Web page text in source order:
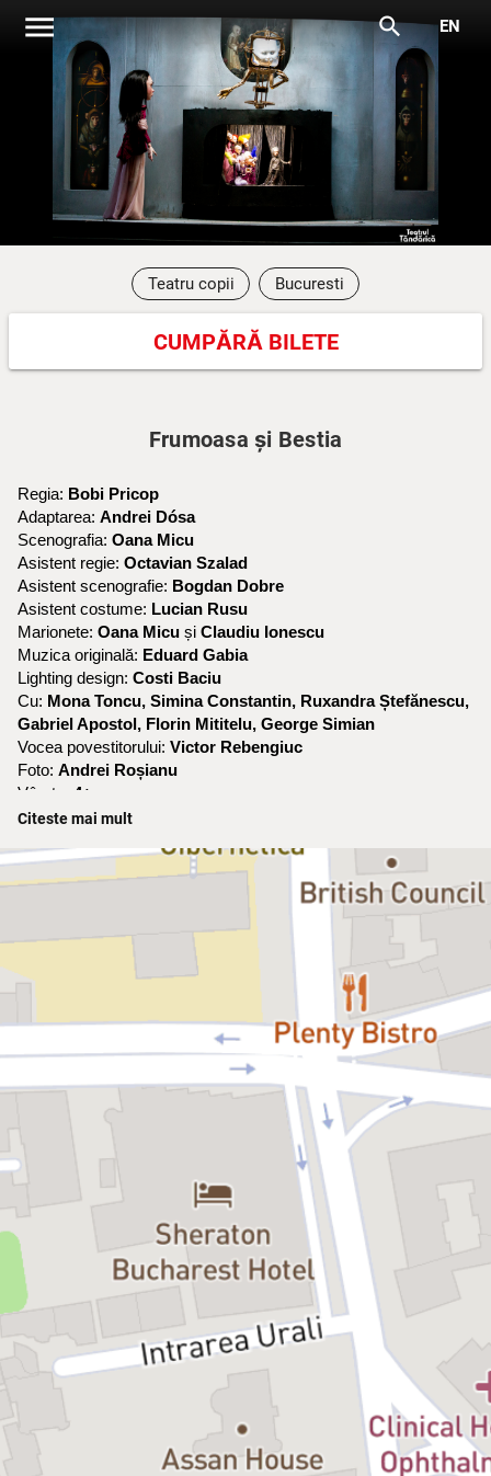
menu search EN
Teatru copii Bucuresti
CUMPĂRĂ BILETE
Frumoasa și Bestia
Regia: Bobi Pricop
Adaptarea: Andrei Dósa
Scenografia: Oana Micu
Asistent regie: Octavian Szalad
Asistent scenografie: Bogdan Dobre
Asistent costume: Lucian Rusu
Marionete: Oana Micu și Claudiu Ionescu
Muzica originală: Eduard Gabia
Lighting design: Costi Baciu
Cu: Mona Toncu, Simina Constantin, Ruxandra Ștefănescu,
Gabriel Apostol, Florin Mititelu, George Simian
Vocea povestitorului: Victor Rebengiuc
Foto: Andrei Roșianu
Vârsta:
4+
Durata:70 min.
regia lui Bobi Pricop, o versiune contemporană a clasicei
povești.
Scenografia, concepută de Oana Micu, introduce marionete
printate 3D care aduc personajele la viață în moduri vizual
impresionante și pline de expresivitate. Aceste marionete nu
doar că ilustrează transformările interioare ale personajelor, ci și
accentuează complexitatea emoțională a poveștii, pe măsură
ce personajele învață să iubească și să fie acceptate.
Sub îndrumarea lui Bobi Pricop, spectacolul își aprofundează
temele prin folosirea tehnologiei pentru a evidenția autenticitatea
și vulnerabilitatea interacțiunilor dintre personaje. Acest amestec
de tehnologie și narativ transformă „Frumoasa și Bestia” într-o
experiență vizuală stimulantă și contemporană.
„Frumoasa și Bestia” de la Teatrul Țăndărică depășește
granițele teatrului tradițional, oferind publicului de toate vârstele o
ocazie de a reflecta asupra puterii transformative a iubirii și a
importanței acceptării, redefinind arta animației, într-o abordare
inovatoare și creativă care nu trebuie ratată.
„În esență, teatrul spune povești, iar pe mine mă interesează să
descopăr relevanța pe care aceste povești o au pentru oamenii
de azi – în ce măsură un basm despre un blestem aruncat de o
vrăjitoare și o bestie izolată într-un castel magic poate spune
ceva despre lumea din jurul nostru. „Frumoasa și Bestia“
vorbește poate cel mai limpede despre vremurile pe care le trăim
– o poveste despre salvare, doar că de data asta, prințul este cel
salvat. De el însuși. Monstrul din el trebuie îmblânzit – un
Citeste mai mult